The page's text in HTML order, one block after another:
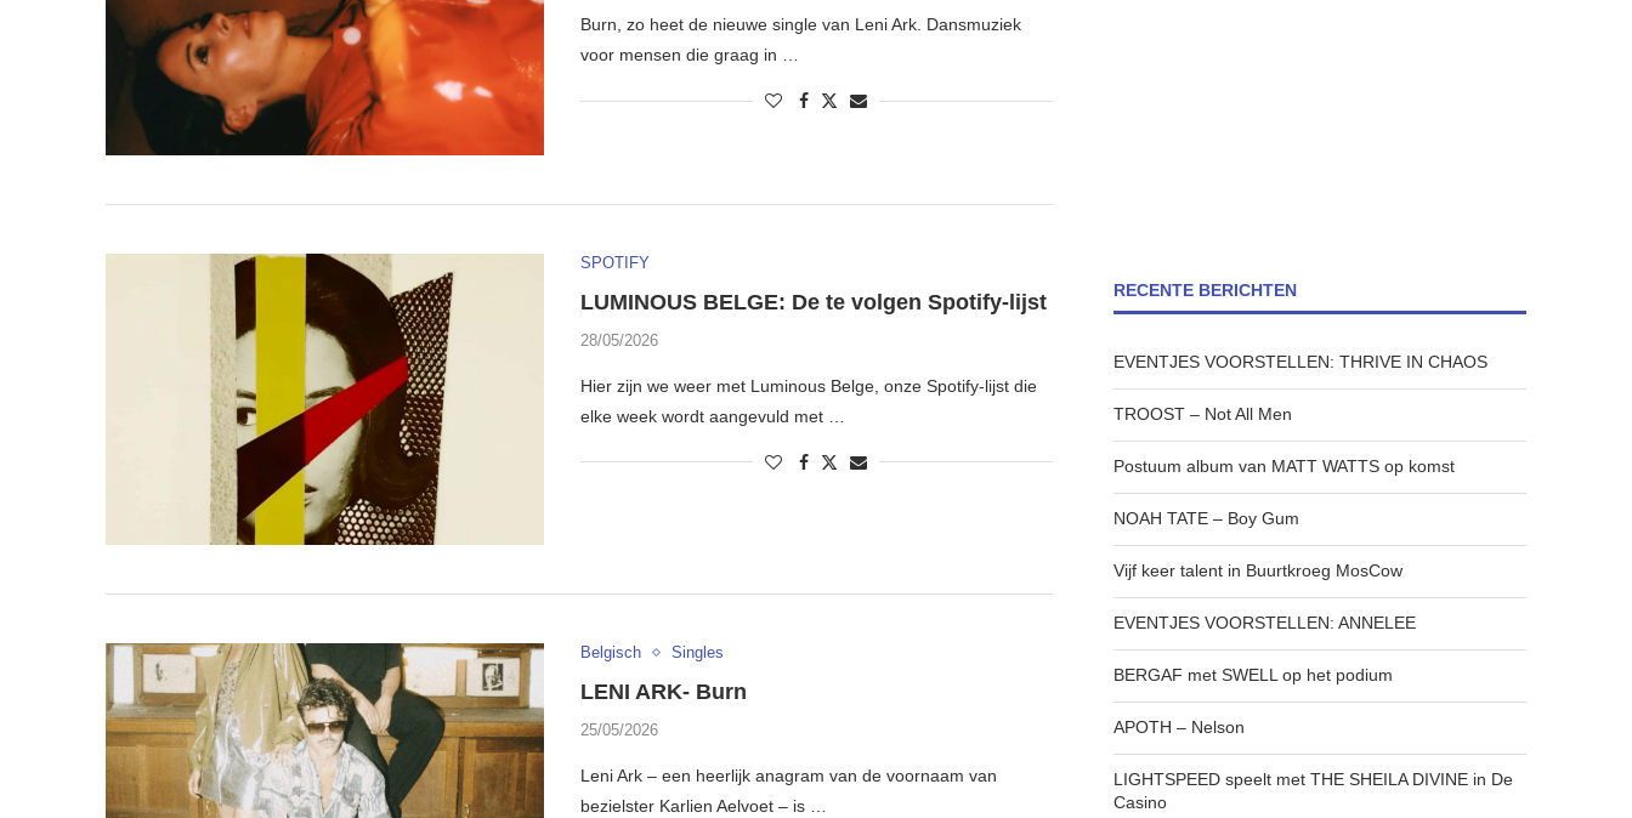
Burn, zo heet de nieuwe single van Leni Ark. Dansmuziek
voor mensen die graag in …
SPOTIFY
LUMINOUS BELGE: De te volgen Spotify-lijst
28/05/2026
Hier zijn we weer met Luminous Belge, onze Spotify-lijst die
elke week wordt aangevuld met …
Belgisch Singles
LENI ARK- Burn
25/05/2026
Leni Ark – een heerlijk anagram van de voornaam van
bezielster Karlien Aelvoet – is …
RECENTE BERICHTEN
EVENTJES VOORSTELLEN: THRIVE IN CHAOS
TROOST – Not All Men
Postuum album van MATT WATTS op komst
NOAH TATE – Boy Gum
Vijf keer talent in Buurtkroeg MosCow
EVENTJES VOORSTELLEN: ANNELEE
BERGAF met SWELL op het podium
APOTH – Nelson
LIGHTSPEED speelt met THE SHEILA DIVINE in De
Casino